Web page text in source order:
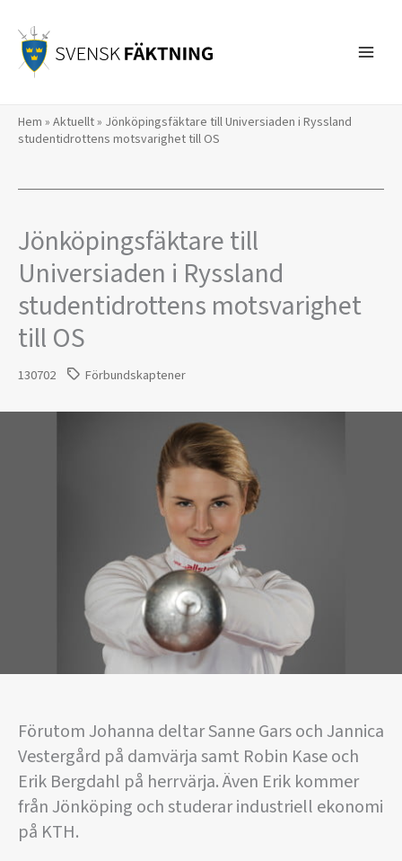
innehåll
Hem » Aktuellt» Jönköpingsfäktare till Universiaden i Ryssland 
studentidrottens motsvarighet till OS
Jönköpingsfäktare till
Universiaden i Ryssland 
studentidrottens motsvarighet
till OS
130702 Förbundskaptener
Förutom Johanna deltar Sanne Gars och Jannica
Vestergård på damvärja samt Robin Kase och
Erik Bergdahl på herrvärja. Även Erik kommer
från Jönköping och studerar industriell ekonomi
på KTH.